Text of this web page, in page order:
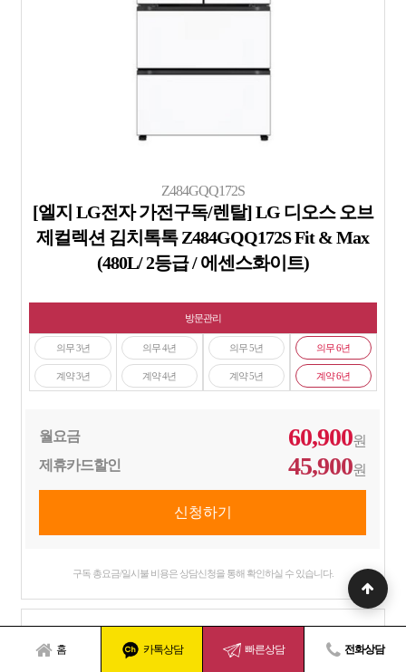
Z484GQQ172S
[엘지 LG전자 가전구독/렌탈] LG 디오스 오브
제컬렉션 김치톡톡 Z484GQQ172S Fit & Max
(480L/ 2등급 / 에센스화이트)
방문관리
의무 3년
계약 3년
의무 4년
계약 4년
의무 5년
계약 5년
의무 6년
계약 6년
월요금 60,900원
제휴카드할인
45,900원
구독 총요금/일시불 비용은 상담신청을 통해 확인하실 수 있습니다.
홈 카톡상담 빠른상담 전화상담